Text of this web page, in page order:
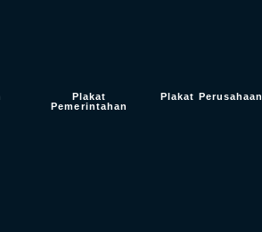
Plakat
Pemerintahan
Plakat Perusahaan